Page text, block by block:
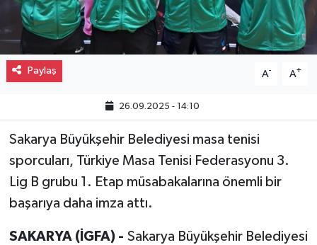
Paylaş A- A+
26.09.2025 - 14:10
Sakarya Büyükşehir Belediyesi masa tenisi
sporcuları, Türkiye Masa Tenisi Federasyonu 3.
Lig B grubu 1. Etap müsabakalarına önemli bir
başarıya daha imza attı.
SAKARYA (İGFA) - Sakarya Büyükşehir Belediyesi
Gayrimenkul
Spor